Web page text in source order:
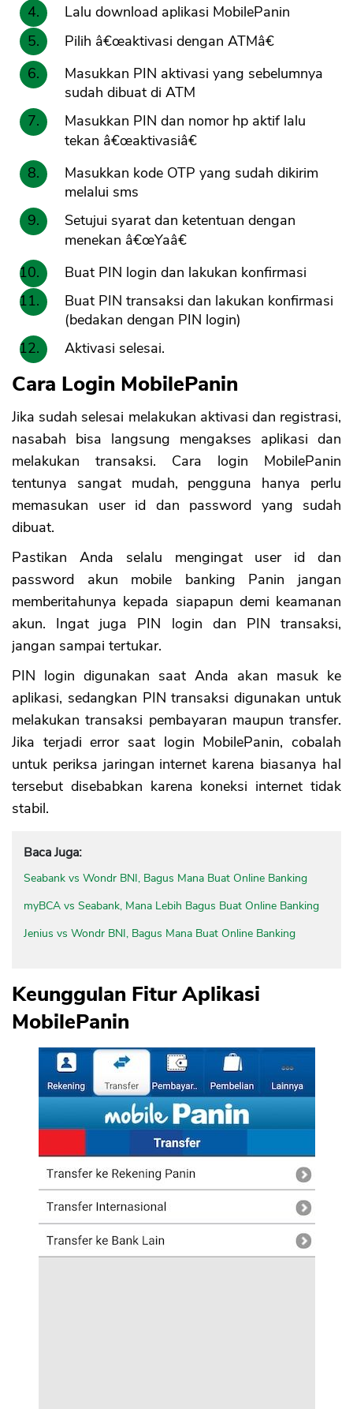
Lalu download aplikasi MobilePanin
Pilih â€œaktivasi dengan ATMâ€
Masukkan PIN aktivasi yang sebelumnya
sudah dibuat di ATM
Masukkan PIN dan nomor hp aktif lalu
tekan â€œaktivasiâ€
Masukkan kode OTP yang sudah dikirim
melalui sms
Setujui syarat dan ketentuan dengan
menekan â€œYaâ€
Buat PIN login dan lakukan konfirmasi
Buat PIN transaksi dan lakukan konfirmasi
(bedakan dengan PIN login)
Aktivasi selesai.
Cara Login MobilePanin
Jika sudah selesai melakukan aktivasi dan registrasi,
nasabah bisa langsung mengakses aplikasi dan
melakukan transaksi. Cara login MobilePanin
tentunya sangat mudah, pengguna hanya perlu
memasukan user id dan password yang sudah
dibuat.
Pastikan Anda selalu mengingat user id dan
password akun mobile banking Panin jangan
memberitahunya kepada siapapun demi keamanan
akun. Ingat juga PIN login dan PIN transaksi,
jangan sampai tertukar.
PIN login digunakan saat Anda akan masuk ke
aplikasi, sedangkan PIN transaksi digunakan untuk
melakukan transaksi pembayaran maupun transfer.
Jika terjadi error saat login MobilePanin, cobalah
untuk periksa jaringan internet karena biasanya hal
tersebut disebabkan karena koneksi internet tidak
stabil.
Baca Juga:
Seabank vs Wondr BNI, Bagus Mana Buat Online Banking
myBCA vs Seabank, Mana Lebih Bagus Buat Online Banking
Jenius vs Wondr BNI, Bagus Mana Buat Online Banking
Keunggulan Fitur Aplikasi
MobilePanin